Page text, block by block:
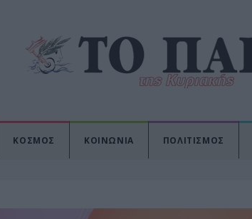
ΚΟΣΜΟΣ ΚΟΙΝΩΝΙΑ ΠΟΛΙΤΙΣΜΟΣ